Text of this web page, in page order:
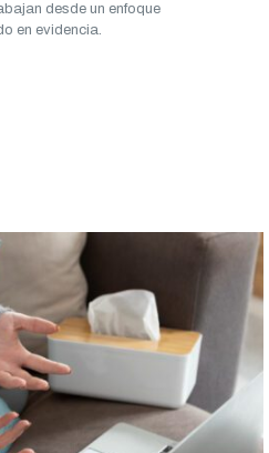
desde un enfoque
en evidencia.